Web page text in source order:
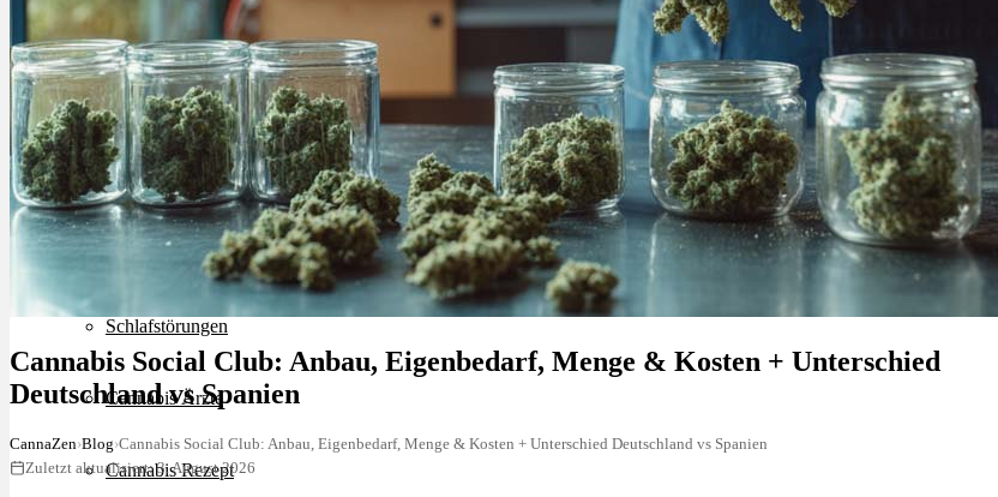
ADHS
Angststörungen
Chronische Migräne
Depressionen
Schlafstörungen
Cannabis Ärzte
Cannabis Rezept
Cannabis Social Club: Anbau, Eigenbedarf, Menge & Kosten + Unterschied
Deutschland vs Spanien
CannaZen›Blog›Cannabis Social Club: Anbau, Eigenbedarf, Menge & Kosten + Unterschied Deutschland vs Spanien
Zuletzt aktualisiert: 3. August 2026